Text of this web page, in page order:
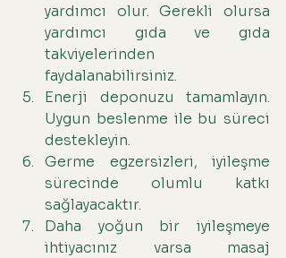
yardımcı olur. Gerekli olursa
yardımcı gıda ve gıda
takviyelerinden
faydalanabilirsiniz.
Enerji deponuzu tamamlayın.
Uygun beslenme ile bu süreci
destekleyin.
Germe egzersizleri, iyileşme
sürecinde olumlu katkı
sağlayacaktır.
Daha yoğun bir iyileşmeye
ihtiyacınız varsa masaj